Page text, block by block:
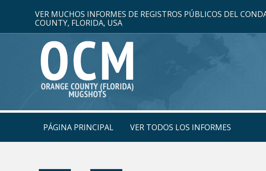
VER MUCHOS INFORMES DE REGISTROS PÚBLICOS DEL
COUNTY, FLORIDA, USA
PÁGINA PRINCIPAL VER TODOS LOS INFORMES